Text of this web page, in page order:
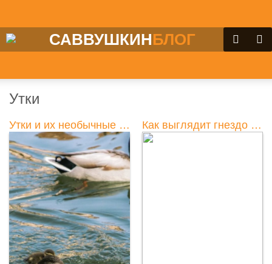
САВВУШКИНБЛОГ
Утки
Утки и их необычные предпочтения Как выглядит гнездо утки